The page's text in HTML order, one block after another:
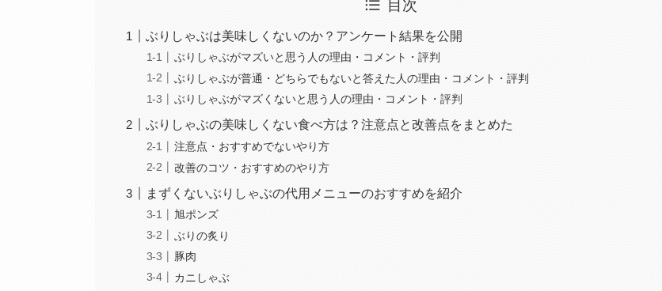
目次
ぶりしゃぶは美味しくないのか？アンケート結果を公開
ぶりしゃぶがマズいと思う人の理由・コメント・評判
ぶりしゃぶが普通・どちらでもないと答えた人の理由・コメント・評判
ぶりしゃぶがマズくないと思う人の理由・コメント・評判
ぶりしゃぶの美味しくない食べ方は？注意点と改善点をまとめた
注意点・おすすめでないやり方
改善のコツ・おすすめのやり方
まずくないぶりしゃぶの代用メニューのおすすめを紹介
旭ポンズ
ぶりの炙り
豚肉
カニしゃぶ